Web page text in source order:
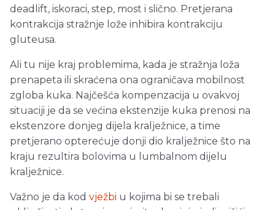
deadlift, iskoraci, step, most i slično. Pretjerana
kontrakcija stražnje lože inhibira kontrakciju
gluteusa.
Ali tu nije kraj problemima, kada je stražnja loža
prenapeta ili skraćena ona ograničava mobilnost
zgloba kuka. Najčešća kompenzacija u ovakvoj
situaciji je da se većina ekstenzije kuka prenosi na
ekstenzore donjeg dijela kralježnice, a time
pretjerano opterećuje donji dio kralježnice što na
kraju rezultira bolovima u lumbalnom dijelu
kralježnice.
Važno je da kod vježbi u kojima bi se trebali